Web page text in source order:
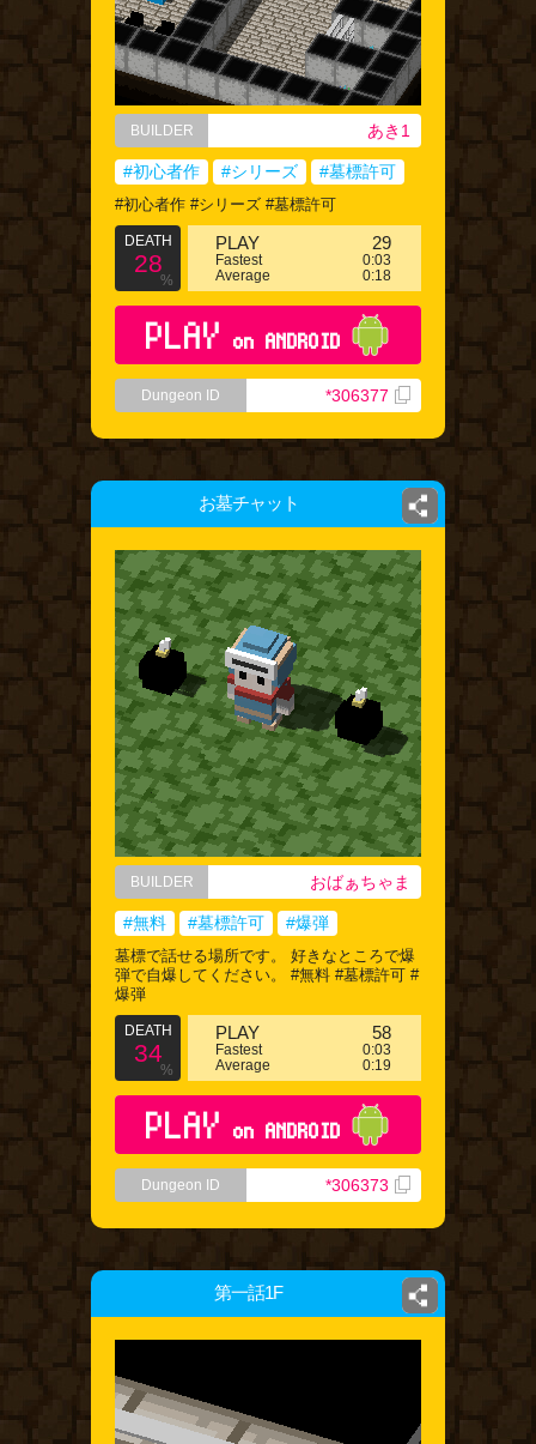
BUILDER あき1
#初心者作 #シリーズ #墓標許可
#初心者作 #シリーズ #墓標許可
DEATH
28
%
PLAY 29
Fastest
0:03
Average
0:18
PLAY on ANDROID
Dungeon ID *306377
お墓チャット
BUILDER おばぁちゃま
#無料 #墓標許可 #爆弾
墓標で話せる場所です。 好きなところで爆
弾で自爆してください。 #無料 #墓標許可 #
爆弾
DEATH
34
%
PLAY 58
Fastest
0:03
Average
0:19
PLAY on ANDROID
Dungeon ID *306373
第一話1F